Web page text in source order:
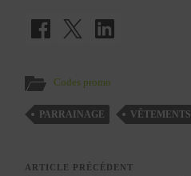
Codes promo
PARRAINAGE VÊTEMENTS
ARTICLE PRÉCÉDENT